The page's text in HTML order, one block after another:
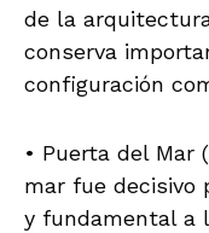
de la
conserva
configuración
• Puerta del Mar
mar fue decisivo
y fundamental a